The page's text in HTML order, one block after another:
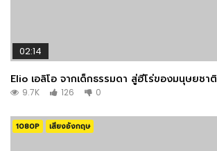
02:14
Elio เอลิโอ จากเด็กธรรมดา สู่ฮีโร่ของมนุษยชาติ
9.7K 126 0
1080P เสียงอังกฤษ